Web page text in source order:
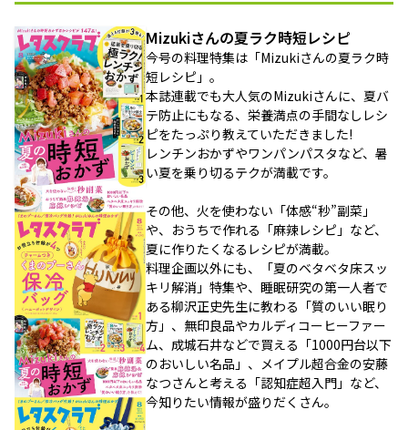
Mizukiさんの夏ラク時短レシピ
今号の料理特集は「Mizukiさんの夏ラク時
短レシピ」。
本誌連載でも大人気のMizukiさんに、夏バ
テ防止にもなる、栄養満点の手間なしレシ
ピをたっぷり教えていただきました!
レンチンおかずやワンパンパスタなど、暑
い夏を乗り切るテクが満載です。
その他、火を使わない「体感“秒”副菜」
や、おうちで作れる「麻辣レシピ」など、
夏に作りたくなるレシピが満載。
料理企画以外にも、「夏のベタベタ床スッ
キリ解消」特集や、睡眠研究の第一人者で
ある柳沢正史先生に教わる「質のいい眠り
方」、無印良品やカルディコーヒーファー
ム、成城石井などで買える「1000円台以下
のおいしい名品」、メイプル超合金の安藤
なつさんと考える「認知症超入門」など、
今知りたい情報が盛りだくさん。